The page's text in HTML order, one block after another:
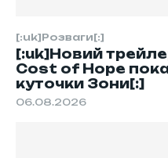
[:uk]Розваги[:]
[:uk]Новий
Cost of Hope
куточки Зони[:]
06.08.2026